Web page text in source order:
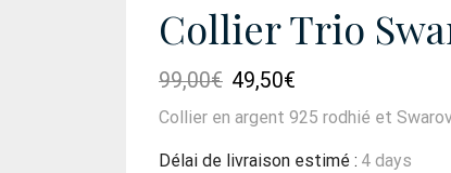
Collier Trio
99,00€ Le
initial
était :
49,50€
prix
actuel
est :
Collier en argent 925 rodhié et
Délai de livraison estimé : 4 days